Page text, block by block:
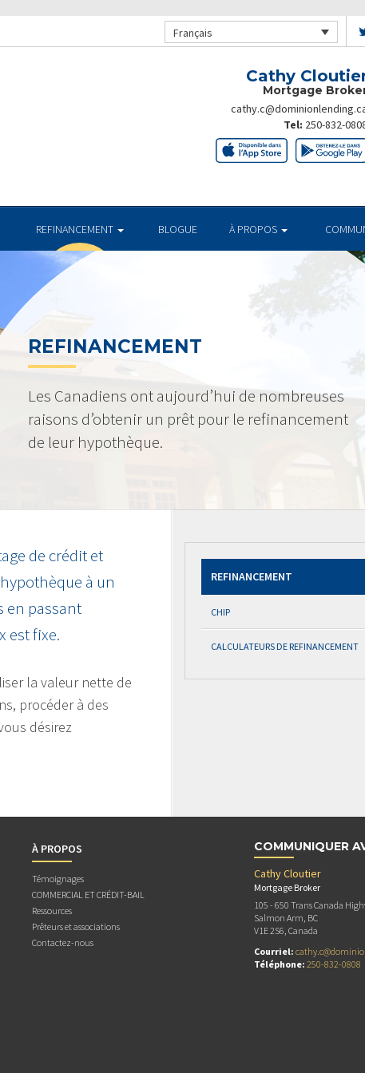
Français
Cathy
Mortgage
Tel: 250-832-
REFINANCEMENT BLOGUE À PROPOS
REFINANCEMENT
Les Canadiens ont aujourd’hui de nombreuses
raisons d’obtenir un prêt pour le refinancement
de leur hypothèque.
de crédit et
à un
en passant
est fixe.
la valeur nette de
procéder à des
désirez
REFINANCEMENT
CHIP
CALCULATEURS DE REFINANCEMENT
À PROPOS
Témoignages
COMMERCIAL ET CRÉDIT-BAIL
Ressources
Prêteurs et associations
Contactez-nous
COMMUNIQUER
Cathy Cloutier
Mortgage Broker
105 - 650 Trans Canada
Salmon Arm, BC
V1E 2S6, Canada
Courriel:
Téléphone: 250-832-0808